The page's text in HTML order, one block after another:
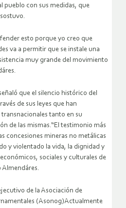
pueblo con sus medidas, que
esto porque yo creo que
va a permitir que se instale una
muy grande del movimiento
que el silencio histórico del
de sus leyes que han
tanto en su
de las mismas.“El testimonio más
concesiones mineras no metálicas
y violentado la vida, la dignidad y
sociales y culturales de
de la Asociación de
(Asonog)Actualmente